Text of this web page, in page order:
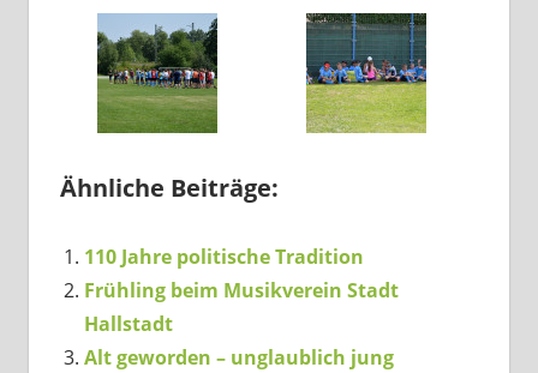
Ähnliche Beiträge:
110 Jahre politische Tradition
Frühling beim Musikverein Stadt
Hallstadt
Alt geworden – unglaublich jung